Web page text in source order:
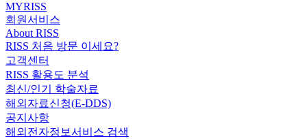
MYRISS
회원서비스
About RISS
RISS 처음 방문 이세요?
고객센터
RISS 활용도 분석
최신/인기 학술자료
해외자료신청(E-DDS)
공지사항
해외전자정보서비스 검색